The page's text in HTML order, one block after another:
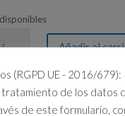
Añadir al
(RGPD UE - 2016/679):
tratamiento de los datos
de este formulario,